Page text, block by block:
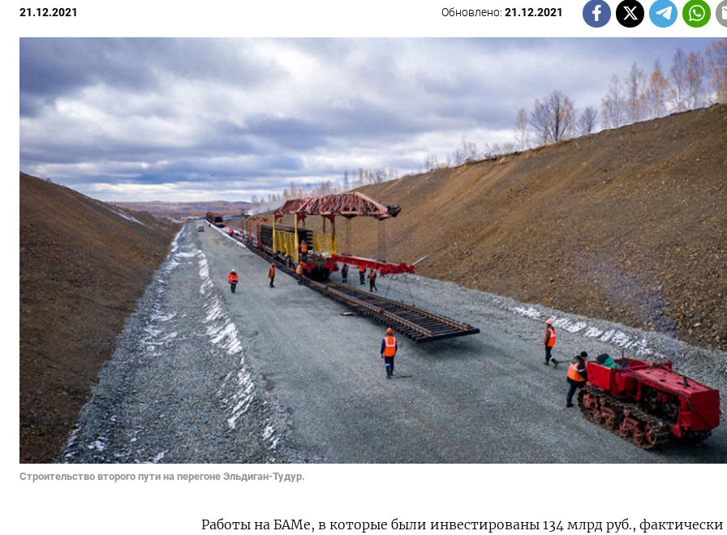
21.12.2021 Обновлено:21.12.2021
Строительство второго пути на перегоне Эльдиган-Тудур.
Работы на БАМе, в которые были инвестированы 134 млрд руб.,